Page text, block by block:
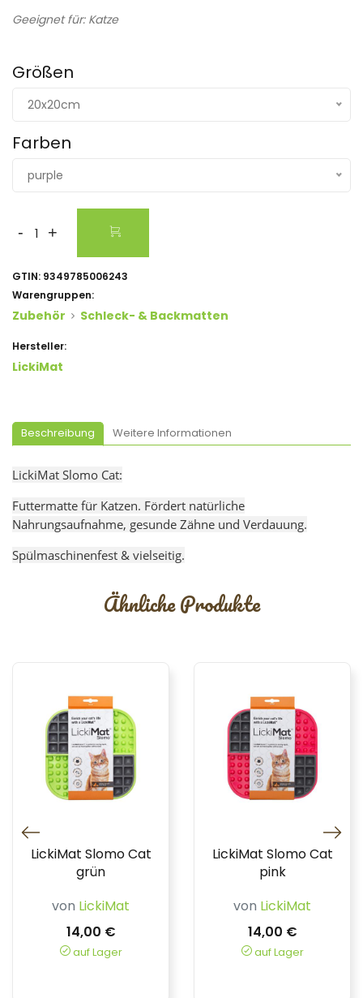
Geeignet für: Katze
Größen
20x20cm
Farben
purple
- +
GTIN: 9349785006243
Warengruppen:
Zubehör Schleck- & Backmatten
Hersteller:
LickiMat
Beschreibung Weitere Informationen
LickiMat Slomo Cat:
Futtermatte für Katzen. Fördert natürliche
Nahrungsaufnahme, gesunde Zähne und Verdauung.
Spülmaschinenfest & vielseitig.
Ähnliche Produkte
LickiMat Slomo Cat
grün
von LickiMat
14,00 €
auf Lager
LickiMat Slomo Cat
pink
von LickiMat
14,00 €
auf Lager